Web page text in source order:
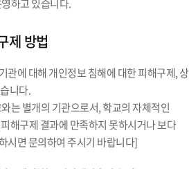
하고 있습니다.
제 방법
관에 대해 개인정보 침해에 대한 피해구제,
니다.
는 별개의 기관으로서, 학교의 자체적인
해구제 결과에 만족하지 못하시거나 보다
시면 문의하여 주시기 바랍니다]